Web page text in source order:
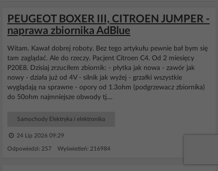
PEUGEOT BOXER III, CITROEN JUMPER -
naprawa zbiornika AdBlue
Witam. Kawał dobrej roboty. Bez tego artykułu pewnie bał bym się
tam zaglądać. Ale do rzeczy. Pacjent Citroen C4. Od 2 miesięcy
P20E8. Dzisiaj zrzuciłem zbiornik: - płytka jak nowa - zawór jak
nowy - działa już od 4V - silnik jak wyżej - grzałki wszystkie
wyglądają na sprawne - opory od 1.3ohm (podgrzewacz zbiornika)
do 50ohm najmniejsze obwody tj....
Samochody Elektryka i elektronika
24 Lip 2026 09:29
Odpowiedzi: 257 Wyświetleń: 216984